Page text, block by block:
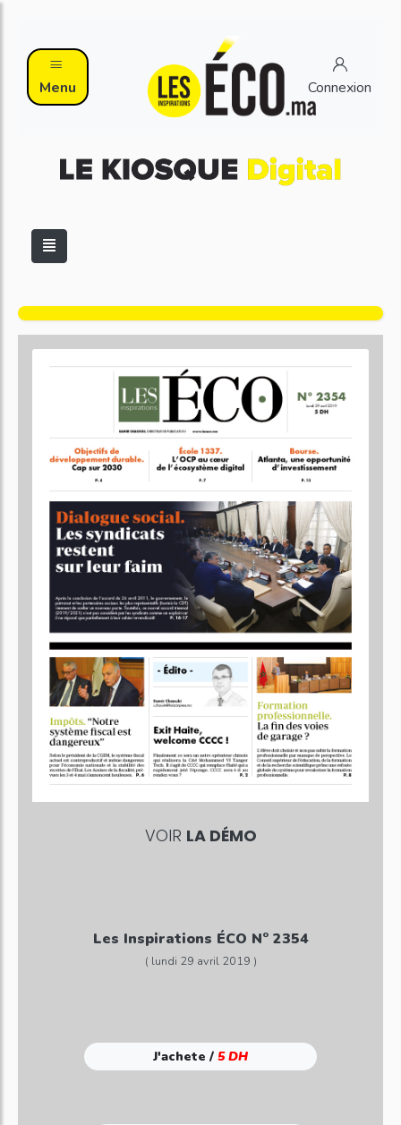
Menu Connexion
VOIR LA DÉMO
Les Inspirations ÉCO N° 2354
( lundi 29 avril 2019 )
J'achete / 5 DH